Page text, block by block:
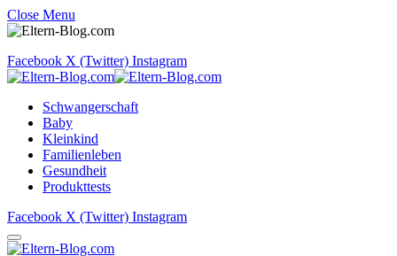
Close Menu
Facebook X (Twitter) Instagram
Schwangerschaft
Baby
Kleinkind
Familienleben
Gesundheit
Produkttests
Facebook X (Twitter) Instagram